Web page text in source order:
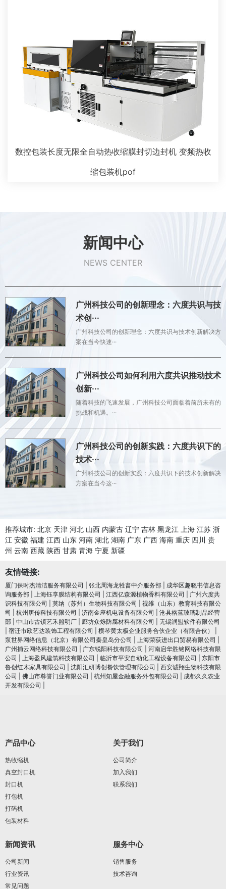
数控包装长度无限全自动热收缩膜封切边封机 变频热收
缩包装机pof
新闻中心
NEWS CENTER
广州科技公司的创新理念：六度共识与技
术创···
广州科技公司的创新理念：六度共识与技术创新解决方
案在当今快速···
广州科技公司如何利用六度共识推动技术
创新···
随着科技的飞速发展，广州科技公司面临着前所未有的
挑战和机遇。···
广州科技公司的创新实践：六度共识下的
技术···
广州科技公司的创新实践：六度共识下的技术创新解决
方案在当今这···
推荐城市: 北京 天津 河北 山西 内蒙古 辽宁 吉林 黑龙江 上海 江苏 浙
江 安徽 福建 江西 山东 河南 湖北 湖南 广东 广西 海南 重庆 四川 贵
州 云南 西藏 陕西 甘肃 青海 宁夏 新疆
友情链接:
厦门保时杰清洁服务有限公司 张北周海龙牲畜中介服务部
成华区趣晓书信息咨
询服务部
上海钰享膜结构有限公司 江西亿森源植物香料有限公司
广州六度共
识科技有限公司
莫纳（苏州）生物科技有限公司
视维（山东）教育科技有限公
司
杭州唐传科技有限公司 济南金座机电设备有限公司
沧县格蓝玻璃制品经营
部
中山市古镇艺禾照明厂 廊坊众烁防腐材料有限公司
无锡润盟软件有限公司
宿迁市欧艺达装饰工程有限公司 横琴黄太极企业服务合伙企业（有限合伙）
泵世界网络信息（北京）有限公司秦皇岛分公司
上海荣荻进出口贸易有限公司
广州捕云网络科技有限公司
广东锐阳科技有限公司
河南启华胜铭网络科技有限
公司
上海盈风建筑科技有限公司 临沂市平安自动化工程设备有限公司
东阳市
鲁创红木家具有限公司
沈阳汇研博创餐饮管理有限公司
西安诚翔生物科技有限
公司
佛山市尊誉门业有限公司 杭州知屋金融服务外包有限公司
成都久久农业
开发有限公司
产品中心
热收缩机
真空封口机
封口机
打包机
打码机
包装材料
关于我们
公司简介
加入我们
联系我们
新闻资讯
公司新闻
行业资讯
常见问题
服务中心
销售服务
技术咨询